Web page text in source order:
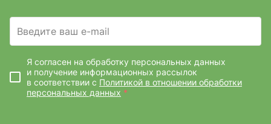
Введите ваш e-mail
Я согласен на обработку персональных данных
и получение информационных рассылок
в соответствии с Политикой в отношении обработки
персональных данных *